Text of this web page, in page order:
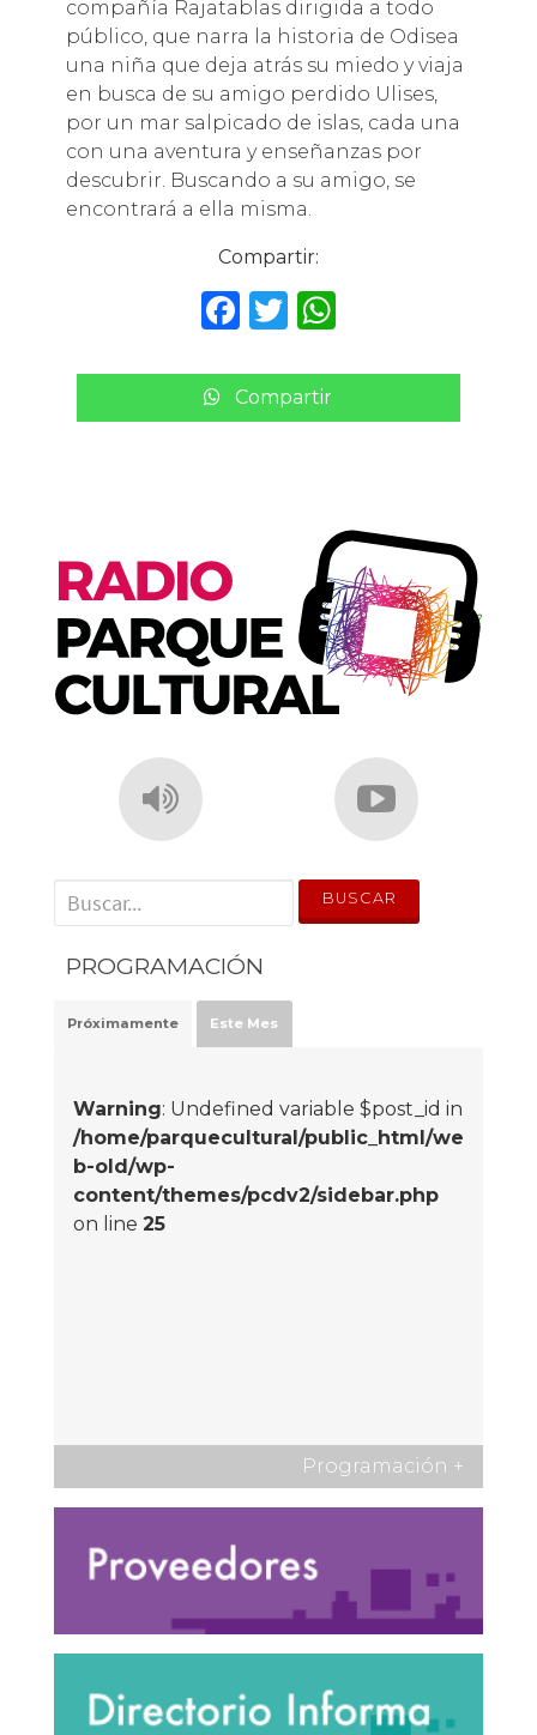
compañía Rajatablas dirigida a todo
público, que narra la historia de Odisea
una niña que deja atrás su miedo y viaja
en busca de su amigo perdido Ulises,
por un mar salpicado de islas, cada una
con una aventura y enseñanzas por
descubrir. Buscando a su amigo, se
encontrará a ella misma.
Compartir:
F
c
e
T
it
te
W
a
ts
p
Compartir
' . __('Search for:') . '
PROGRAMACIÓN
Próximamente Este Mes
Warning: Undefined variable $post_id in
/home/parquecultural/public_html/we
b-old/wp-
content/themes/pcdv2/sidebar.php
on line 25
Programación +